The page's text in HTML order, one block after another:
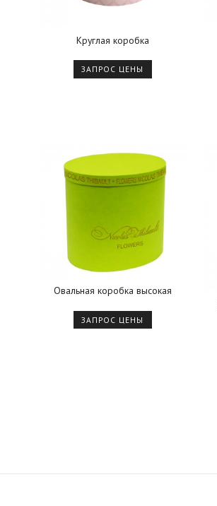
Круглая коробка
ЗАПРОС ЦЕНЫ
Овальная коробка высокая
ЗАПРОС ЦЕНЫ